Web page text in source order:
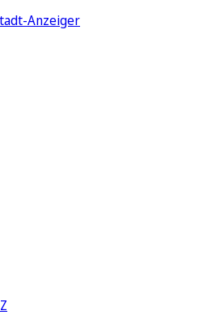
Anzeiger